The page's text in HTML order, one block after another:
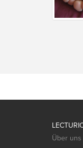
Über uns